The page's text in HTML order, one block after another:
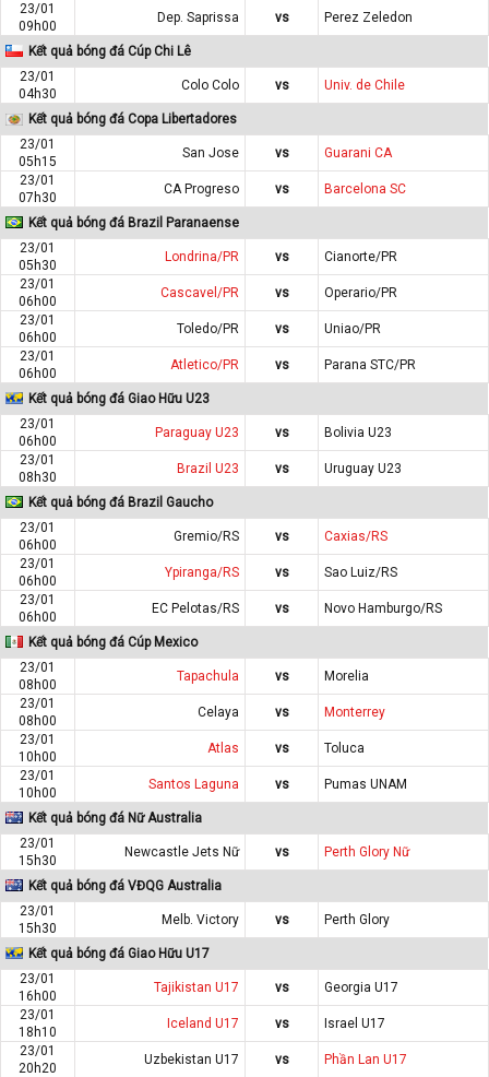
23/01
09h00
Dep. Saprissa vs Perez Zeledon
Kết quả bóng đá Cúp Chi Lê
23/01
04h30
Colo Colo vs Univ. de Chile
Kết quả bóng đá Copa Libertadores
23/01
05h15
San Jose vs
Guarani CA
23/01
07h30
CA Progreso vs Barcelona SC
Kết quả bóng đá Brazil Paranaense
23/01
05h30
Londrina/PR vs
Cianorte/PR
23/01
06h00
Cascavel/PR vs
Operario/PR
23/01
06h00
Toledo/PR vs
Uniao/PR
23/01
06h00
Atletico/PR vs Parana STC/PR
Kết quả bóng đá Giao Hữu U23
23/01
06h00
Paraguay U23 vs
Bolivia U23
23/01
08h30
Brazil U23 vs Uruguay U23
Kết quả bóng đá Brazil Gaucho
23/01
06h00
Gremio/RS vs
Caxias/RS
23/01
06h00
Ypiranga/RS vs
Sao Luiz/RS
23/01
06h00
EC Pelotas/RS vs Novo Hamburgo/RS
Kết quả bóng đá Cúp Mexico
23/01
08h00
Tapachula vs
Morelia
23/01
08h00
Celaya vs
Monterrey
23/01
10h00
Atlas vs
Toluca
23/01
10h00
Santos Laguna vs Pumas UNAM
Kết quả bóng đá Nữ Australia
23/01
15h30
Newcastle Jets Nữ vs Perth Glory Nữ
Kết quả bóng đá VĐQG Australia
23/01
15h30
Melb. Victory vs Perth Glory
Kết quả bóng đá Giao Hữu U17
23/01
16h00
Tajikistan U17 vs
Georgia U17
23/01
18h10
Iceland U17 vs
Israel U17
23/01
20h20
Uzbekistan U17 vs
Phần Lan U17